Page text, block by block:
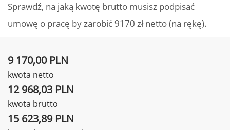
Sprawdź, na jaką kwotę brutto musisz podpisać
umowę o pracę by zarobić 9170 zł netto (na rękę).
9 170,00 PLN
kwota netto
12 968,03 PLN
kwota brutto
15 623,89 PLN